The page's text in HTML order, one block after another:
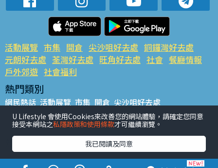
活動展覽 市集 開倉 尖沙咀好去處 銅鑼灣好去處
元朗好去處 荃灣好去處 旺角好去處 社會 餐廳情報
戶外郊遊 社會福利
熱門類別
網民熱話 活動展覽 市集 開倉 尖沙咀好去處
銅鑼灣好去處 元朗好去處 荃灣好去處 旺角好去處 社會
餐廳情報 戶外郊遊
熱門標籤
#UGO搵好去處 #人氣活動推介 #美食社群熱話
U Lifestyle 會使用Cookies來改善您的網站體驗，請確定您同意
接受本網站之私隱政策和使用條款才可繼續瀏覽。
我已閱讀及同意